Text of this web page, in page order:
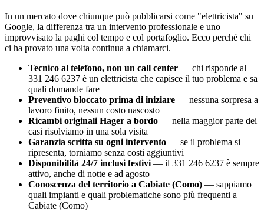
In un mercato dove chiunque può pubblicarsi come "elettricista" su
Google, la differenza tra un intervento professionale e uno
improvvisato la paghi col tempo e col portafoglio. Ecco perché chi
ci ha provato una volta continua a chiamarci.
Tecnico al telefono, non un call center — chi risponde al
331 246 6237 è un elettricista che capisce il tuo problema e sa
quali domande fare
Preventivo bloccato prima di iniziare — nessuna sorpresa a
lavoro finito, nessun costo nascosto
Ricambi originali Hager a bordo — nella maggior parte dei
casi risolviamo in una sola visita
Garanzia scritta su ogni intervento — se il problema si
ripresenta, torniamo senza costi aggiuntivi
Disponibilità 24/7 inclusi festivi — il 331 246 6237 è sempre
attivo, anche di notte e ad agosto
Conoscenza del territorio a Cabiate (Como) — sappiamo
quali impianti e quali problematiche sono più frequenti a
Cabiate (Como)